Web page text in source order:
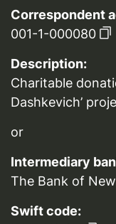
Correspondent
001-1-000080
Description:
Charitable
Dashkevich’
or
Intermediary
The Bank of
Swift code: